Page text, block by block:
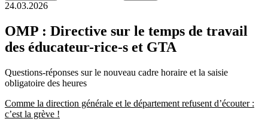
24.03.2026
OMP : Directive sur le temps de travail
des éducateur-rice-s et GTA
Questions-réponses sur le nouveau cadre horaire et la saisie
obligatoire des heures
Comme la direction générale et le département refusent d’écouter :
c’est la grève !